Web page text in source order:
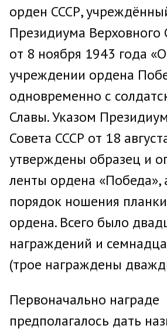
орден СССР,
Президиума Верховного
от 8 ноября 1943 года
учреждении ордена
одновременно с
Славы. Указом
Совета СССР от 18
утверждены образец и
ленты ордена «Победа»,
порядок ношения
ордена. Всего было
награждений и
(трое награждены
Первоначально награде
предполагалось дать